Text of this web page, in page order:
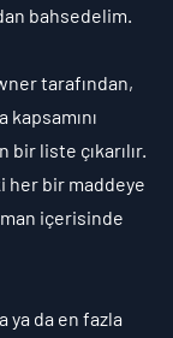
bahsedelim.
tarafından,
bir liste çıkarılır.
her bir maddeye
içerisinde
ya da en fazla